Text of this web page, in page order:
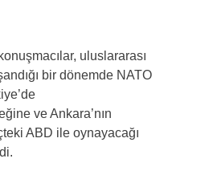
uluslararası
bir dönemde NATO
ve Ankara’nın
ABD ile oynayacağı